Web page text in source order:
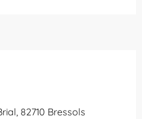
82710 Bressols